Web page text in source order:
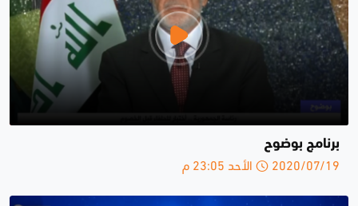
برنامج بوضوح
2020/07/19 الأحد 23:05 م